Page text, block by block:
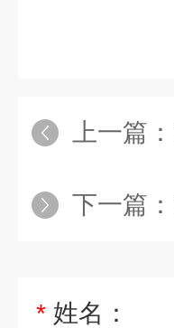
上一篇：
下一篇：
* 姓名：